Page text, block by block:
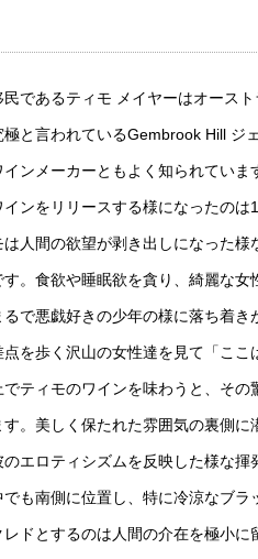
民であるティモ メイヤーはオース
極と言われているGembrook Hill ジ
ンメーカーともよく知られていま
インをリリースする様になったのは
人間の欲望が剥き出しになった様
す。食欲や睡眠欲を貪り、綺麗な女
で悪戯好きの少年の様に落ち着き
を歩く沢山の女性達を見て「ここ
ティモのワインを味わうと、その
。美しく保たれた雰囲気の裏側に
エロティシズムを反映した様な揮
も南側に位置し、特に冷涼なブラ
ドとするのは人間の介在を極小に